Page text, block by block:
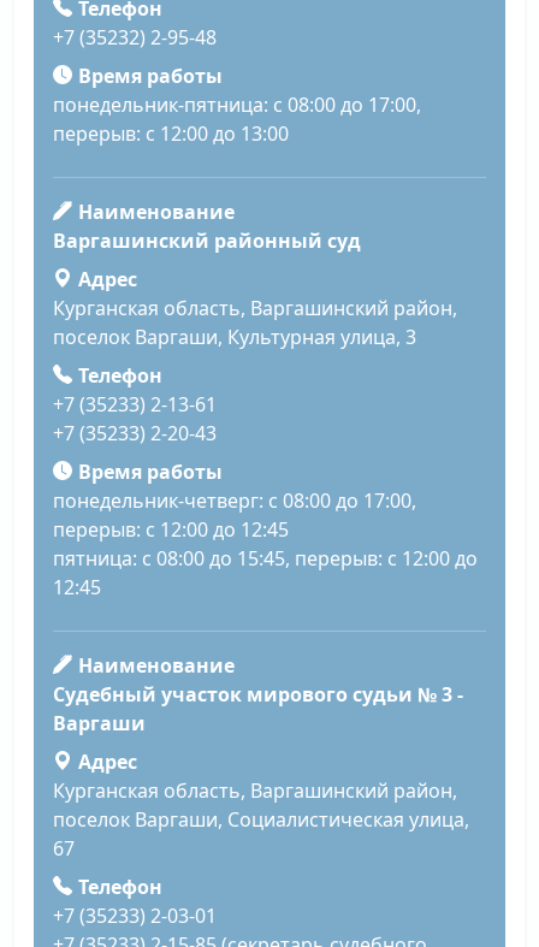
Телефон
+7 (35232) 2-95-48
Время работы
понедельник-пятница: с 08:00 до 17:00,
перерыв: с 12:00 до 13:00
Наименование
Варгашинский районный суд
Адрес
Курганская область, Варгашинский район,
поселок Варгаши, Культурная улица, 3
Телефон
+7 (35233) 2-13-61
+7 (35233) 2-20-43
Время работы
понедельник-четверг: с 08:00 до 17:00,
перерыв: с 12:00 до 12:45
пятница: с 08:00 до 15:45, перерыв: с 12:00 до
12:45
Наименование
Судебный участок мирового судьи № 3 -
Варгаши
Адрес
Курганская область, Варгашинский район,
поселок Варгаши, Социалистическая улица,
67
Телефон
+7 (35233) 2-03-01